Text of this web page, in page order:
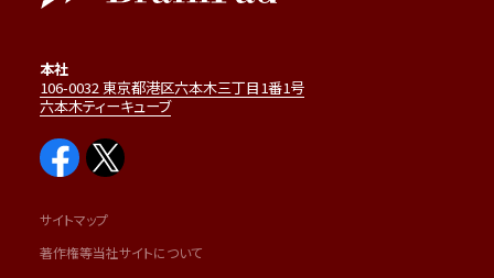
本社
106-0032 東京都港区六本木三丁目1番1号
六本木ティーキューブ
サイトマップ
著作権等当社サイトについて